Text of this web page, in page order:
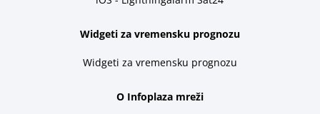
Widgeti za vremensku prognozu
Widgeti za vremensku prognozu
O Infoplaza mreži